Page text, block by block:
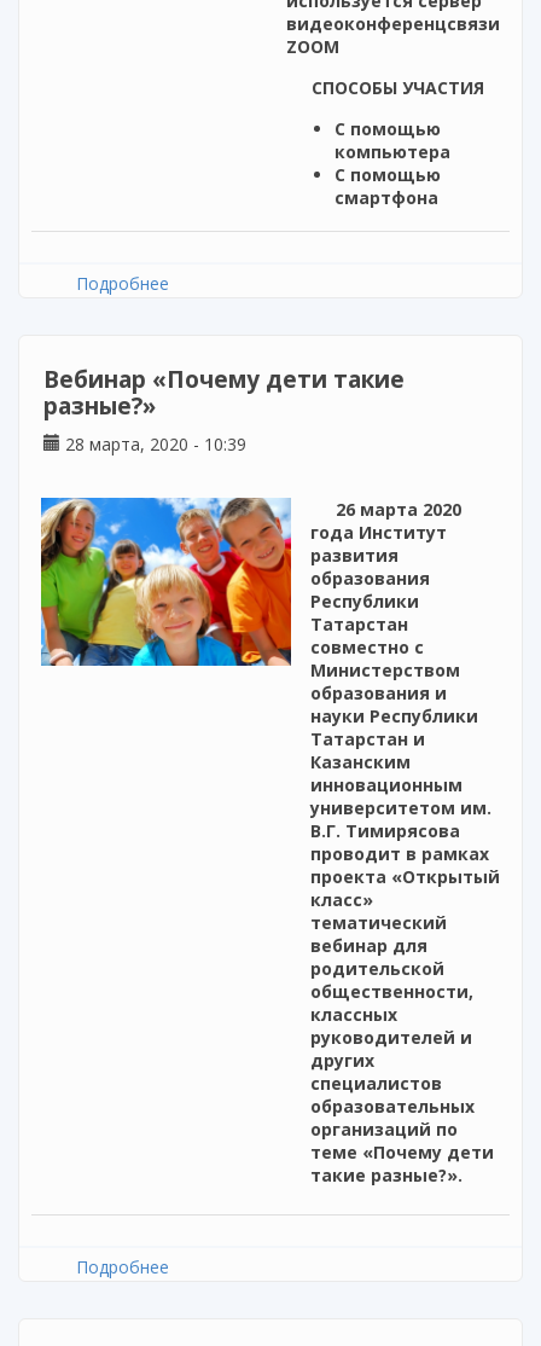
видеоконференцсвязи
ZOOM
СПОСОБЫ УЧАСТИЯ
С помощью
компьютера
С помощью
смартфона
Подробнее
коронавируса Covid-19.
Вебинар «Почему дети такие
разные?»
28 марта, 2020 - 10:39
26 марта 2020
года Институт
развития
образования
Республики
Татарстан
совместно с
Министерством
образования и
науки Республики
Татарстан и
Казанским
инновационным
университетом им.
В.Г. Тимирясова
проводит в рамках
проекта «Открытый
класс»
тематический
вебинар для
родительской
общественности,
классных
руководителей и
других
специалистов
образовательных
организаций по
теме «Почему дети
такие разные?».
Подробнее